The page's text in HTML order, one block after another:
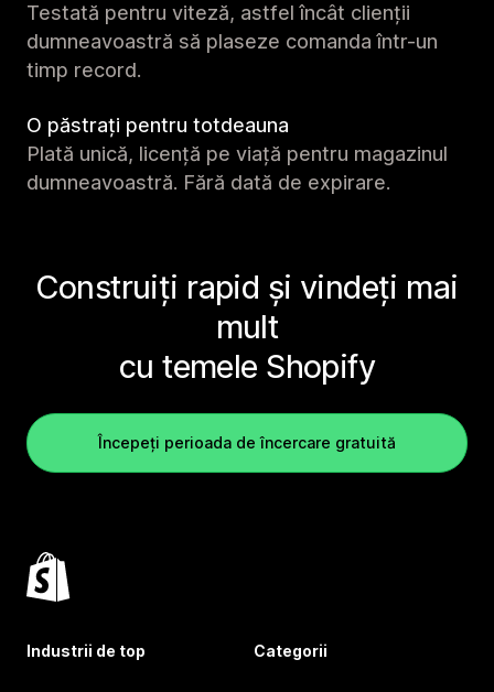
Testată pentru viteză, astfel încât clienții
dumneavoastră să plaseze comanda într-un
timp record.
O păstrați pentru totdeauna
Plată unică, licență pe viață pentru magazinul
dumneavoastră. Fără dată de expirare.
Construiți rapid și vindeți mai
mult
cu temele Shopify
Începeți perioada de încercare gratuită
Industrii de top Categorii